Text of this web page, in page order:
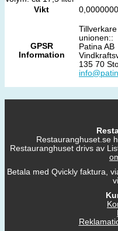
Vikt
GPSR
Information
unionen::
Patina AB
135 70
Restauranghuset.se
Restauranghuset drivs av
Betala med Qvickly faktura,